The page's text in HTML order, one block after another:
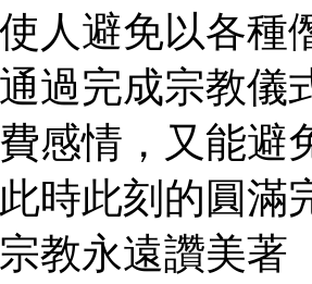
人避免以各種
過完成宗教儀
感情，又能避
時此刻的圓滿
教永遠讚美著